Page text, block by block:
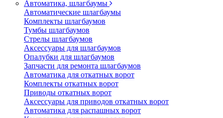
Автоматика, шлагбаумы
Автоматические шлагбаумы
Комплекты шлагбаумов
Тумбы шлагбаумов
Стрелы шлагбаумов
Аксессуары для шлагбаумов
Опалубки для шлагбаумов
Запчасти для ремонта шлагбаумов
Автоматика для откатных ворот
Комплекты откатных ворот
Приводы откатных ворот
Аксессуары для приводов откатных ворот
Автоматика для распашных ворот